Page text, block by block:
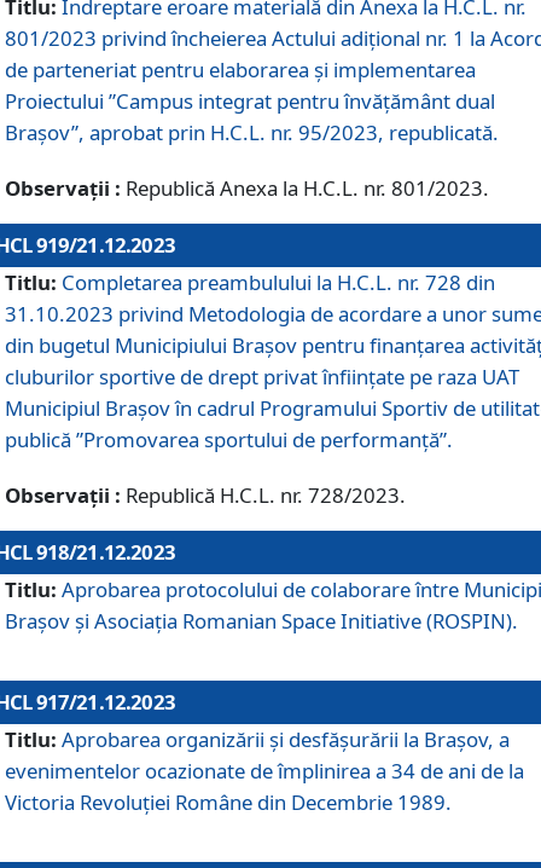
Titlu: Îndreptare eroare materială din Anexa la H.C.L. nr.
801/2023 privind încheierea Actului adițional nr. 1 la
de parteneriat pentru elaborarea și implementarea
Proiectului ”Campus integrat pentru învățământ dual
Brașov”, aprobat prin H.C.L. nr. 95/2023, republicată.
Observații : Republică Anexa la H.C.L. nr. 801/2023.
919/21.12.2023
Titlu: Completarea preambulului la H.C.L. nr. 728 din
31.10.2023 privind Metodologia de acordare a unor
din bugetul Municipiului Brașov pentru finanțarea
cluburilor sportive de drept privat înființate pe raza UAT
Municipiul Brașov în cadrul Programului Sportiv de
publică ”Promovarea sportului de performanță”.
Observații : Republică H.C.L. nr. 728/2023.
918/21.12.2023
Titlu: Aprobarea protocolului de colaborare între
Brașov și Asociația Romanian Space Initiative (ROSPIN).
917/21.12.2023
Titlu: Aprobarea organizării şi desfăşurării la Braşov, a
evenimentelor ocazionate de împlinirea a 34 de ani de la
Victoria Revoluţiei Române din Decembrie 1989.